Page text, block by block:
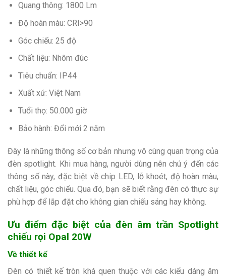
Quang thông: 1800 Lm
Độ hoàn màu: CRI>90
Góc chiếu: 25 độ
Chất liệu: Nhôm đúc
Tiêu chuẩn: IP44
Xuất xứ: Việt Nam
Tuổi thọ: 50.000 giờ
Bảo hành: Đổi mới 2 năm
Đây là những thông số cơ bản nhưng vô cùng quan trọng của
đèn spotlight. Khi mua hàng, người dùng nên chú ý đến các
thông số này, đặc biệt về chip LED, lỗ khoét, độ hoàn màu,
chất liệu, góc chiếu. Qua đó, bạn sẽ biết rằng đèn có thực sự
phù hợp để lắp đặt cho không gian chiếu sáng hay không.
Ưu điểm đặc biệt của đèn âm trần Spotlight
chiếu rọi Opal 20W
Về thiết kế
Đèn có thiết kế tròn khá quen thuộc với các kiểu dáng âm